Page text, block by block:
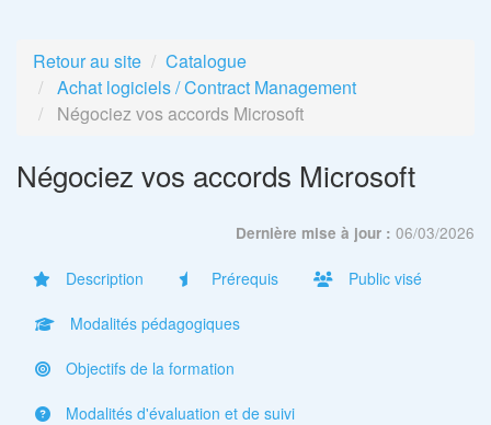
Retour au site
Catalogue
Achat logiciels / Contract Management
Négociez vos accords Microsoft
Négociez vos accords Microsoft
Dernière mise à jour : 06/03/2026
Description Prérequis Public visé
Modalités pédagogiques
Objectifs de la formation
Modalités d'évaluation et de suivi